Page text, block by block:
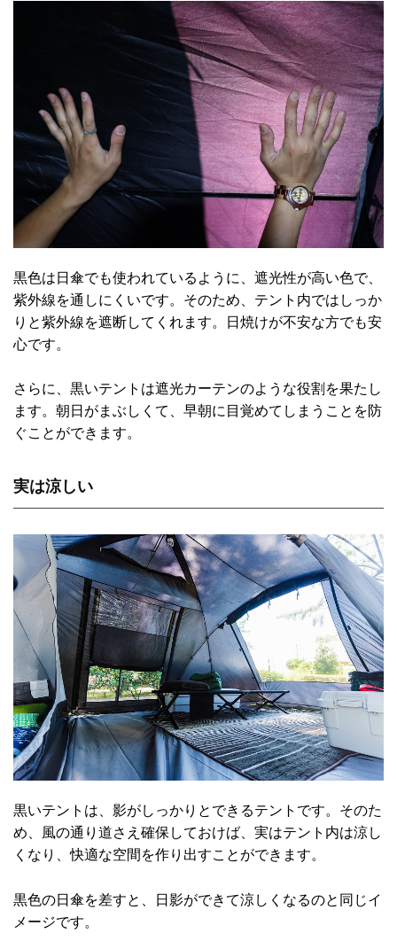
黒色は日傘でも使われているように、遮光性が高い色で、
紫外線を通しにくいです。そのため、テント内ではしっか
りと紫外線を遮断してくれます。日焼けが不安な方でも安
心です。
さらに、黒いテントは遮光カーテンのような役割を果たし
ます。朝日がまぶしくて、早朝に目覚めてしまうことを防
ぐことができます。
実は涼しい
黒いテントは、影がしっかりとできるテントです。そのた
め、風の通り道さえ確保しておけば、実はテント内は涼し
くなり、快適な空間を作り出すことができます。
黒色の日傘を差すと、日影ができて涼しくなるのと同じイ
メージです。